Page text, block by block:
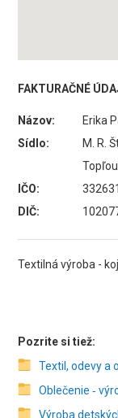
FAKTURAČNÉ
Názov:
Erika
Sídlo:
M. R.
Topľou
IČO:
DIČ:
Textilná výroba -
Pozrite si tiež:
Textil, odevy a
Oblečenie ‑
Výroba